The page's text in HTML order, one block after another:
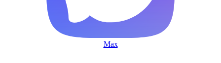
Max